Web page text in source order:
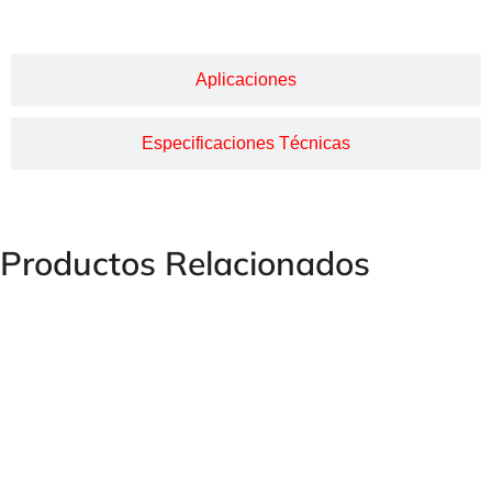
Aplicaciones
Especificaciones Técnicas
Productos Relacionados